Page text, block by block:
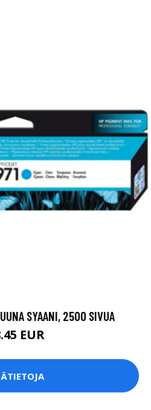
SYAANI, 2500 SIVUA
EUR